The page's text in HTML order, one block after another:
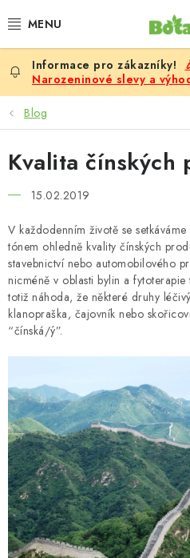
na
PREMIUM
DOPLŇKY STRAVY
CÍLE
POTRAVINY, NÁPOJE
SLEVY, AKCE
BESTSELLERY
ŽENY
MUŽI
OSTATNÍ
DOVOLENÁ
Doprava a platba Recenze
Kontakty
Narozeninové slevy a
Blog
Kvalita čínských
15.02.2019
V každodenním životě se
tónem ohledně kvality čínských
stavebnictví nebo automobilového
nicméně v oblasti bylin a
totiž náhoda, že některé druhy
klanopraška, čajovník nebo
“čínská/ý”.